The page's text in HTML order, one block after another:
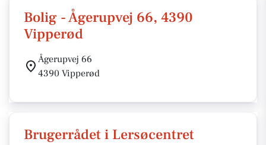
Bolig - Ågerupvej 66, 4390
Vipperød
Ågerupvej 66
4390 Vipperød
Brugerrådet i Lersøcentret